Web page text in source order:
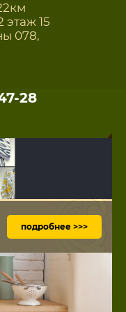
этаж 15
078,
28
подробнее >>>